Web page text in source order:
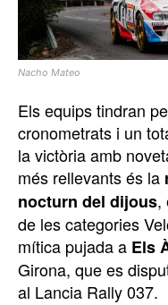
Nacho Mateo
Els equips tindran
cronometrats i un
la victòria amb
més rellevants és la
nocturn del dijous,
de les categories
mítica pujada a Els
Girona, que es
al Lancia Rally 037.